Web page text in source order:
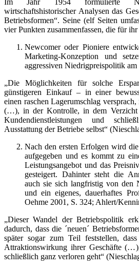
Im Jahr 1954 formulierte
wirtschaftshistorischer Analysen das
Betriebsformen“. Seine (elf Seiten
vier Punkten zusammenfassen, die für
Newcomer oder Pioniere
Marketing-Konzeption und
aggressiven Niedrigpreispolitik
„Die Möglichkeiten für solche
günstigeren Einkauf – in einer
einen raschen Lagerumschlag
(…), in der Kontrolle, in dem Verzicht
Kundendienstleistungen und
Ausstattung der Betriebe selbst“
Nach den ersten Erfolgen wird
aufgegeben und es kommt zu
Leistungsangebot und das
gesteigert. Dahinter steht die
auch sie sich langfristig von den
und ein eigenes, dauerhaftes
Oehme 2001, S. 324; Ahlert/
„Dieser Wandel der Betriebspolitik
dadurch, dass die ´neuen´
später sogar zum Teil feststellen,
Attraktionswirkung ihrer Geschäfte
schließlich ganz verloren geht“